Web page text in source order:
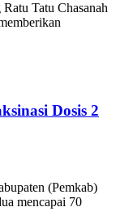
Tatu Chasanah
Dosis 2
(Pemkab)
mencapai 70